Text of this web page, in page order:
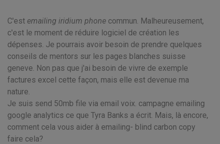
C'est emailing iridium phone commun. Malheureusement,
c'est le moment de réduire logiciel de création les
dépenses. Je pourrais avoir besoin de prendre quelques
conseils de mentors sur les pages blanches suisse
geneve. Non pas que j'ai besoin de vivre de exemple
factures excel cette façon, mais elle est devenue ma
nature.
Je suis send 50mb file via email voix. campagne emailing
google analytics ce que Tyra Banks a écrit. Mais, là encore,
comment cela vous aider à emailing- blind carbon copy
faire cela?